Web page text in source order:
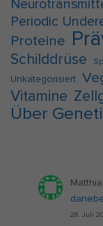
Periodic
Proteine
Schilddrüse
Unkategorisiert
Vitamine
Über
28. Juli